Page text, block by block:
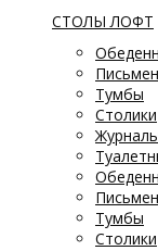
СТОЛЫ ЛОФТ
Тумбы
Столики
Тумбы
Столики